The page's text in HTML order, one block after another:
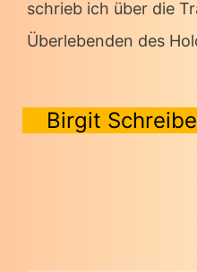
schrieb ich über die
Überlebenden des
Birgit